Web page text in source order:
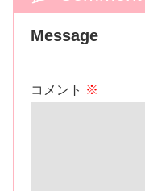
Message
コメント ※